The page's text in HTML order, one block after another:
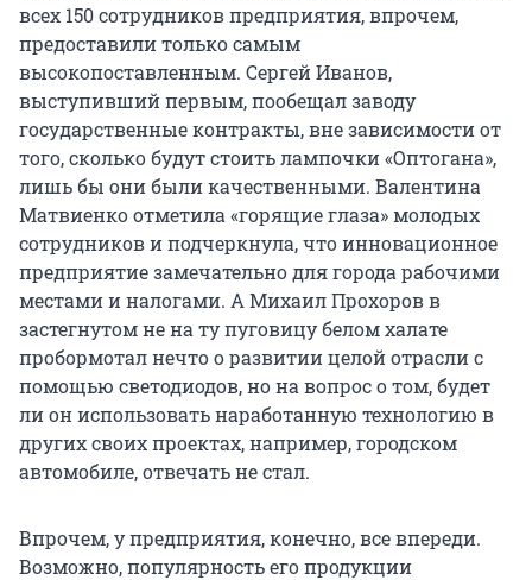
всех 150 сотрудников предприятия, впрочем,
предоставили только самым
высокопоставленным. Сергей Иванов,
выступивший первым, пообещал заводу
государственные контракты, вне зависимости от
того, сколько будут стоить лампочки «Оптогана»,
лишь бы они были качественными. Валентина
Матвиенко отметила «горящие глаза» молодых
сотрудников и подчеркнула, что инновационное
предприятие замечательно для города рабочими
местами и налогами. А Михаил Прохоров в
застегнутом не на ту пуговицу белом халате
пробормотал нечто о развитии целой отрасли с
помощью светодиодов, но на вопрос о том, будет
ли он использовать наработанную технологию в
других своих проектах, например, городском
автомобиле, отвечать не стал.
Впрочем, у предприятия, конечно, все впереди.
Возможно, популярность его продукции